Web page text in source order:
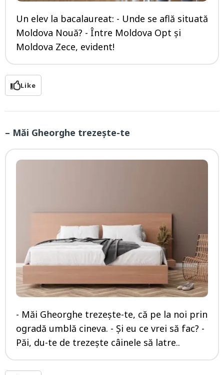
Un elev la bacalaureat: - Unde se află situată
Moldova Nouă? - Între Moldova Opt și
Moldova Zece, evident!
Like
– Măi Gheorghe trezește-te
- Măi Gheorghe trezește-te, că pe la noi prin
ogradă umblă cineva. - Și eu ce vrei să fac? -
Păi, du-te de trezește câinele să latre..